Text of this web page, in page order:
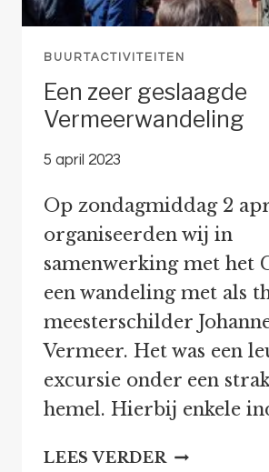
BUURTACTIVITEITEN
Een zeer geslaagde
Vermeerwandeling
5 april 2023
Op zondagmiddag 2
organiseerden wij in
samenwerking met het
een wandeling met als
meesterschilder
Vermeer. Het was een
excursie onder een
hemel. Hierbij enkele
LEES VERDER EEN